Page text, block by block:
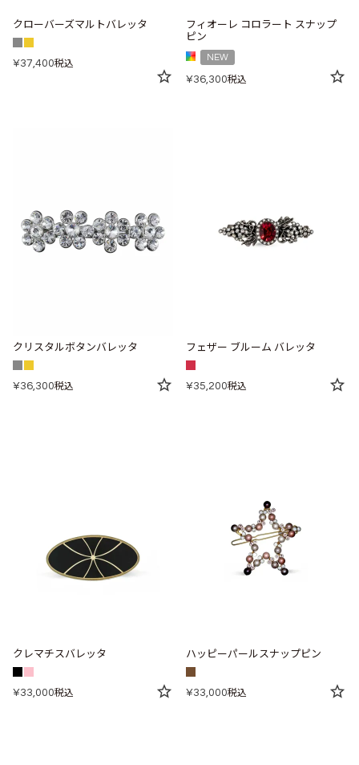
クローバーズマルトバレッタ
¥37,400税込
フィオーレ コロラート スナップ
ピン
NEW
¥36,300税込
クリスタルボタンバレッタ
¥36,300税込
フェザー ブルーム バレッタ
¥35,200税込
クレマチスバレッタ
¥33,000税込
ハッピーパールスナップピン
¥33,000税込